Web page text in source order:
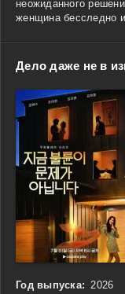
неожиданного
женщина бесследно
произошло на самом
бега. В попытках
приближается к
представление о
Дело даже не в
Год выпуска: 2026